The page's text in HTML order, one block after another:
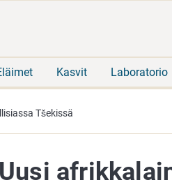
Kasvit Laboratorio
Tšekissä
Uusi